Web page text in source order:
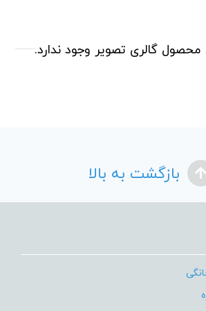
محصول گالری تصویر وجود ندارد.
بازگشت به بالا